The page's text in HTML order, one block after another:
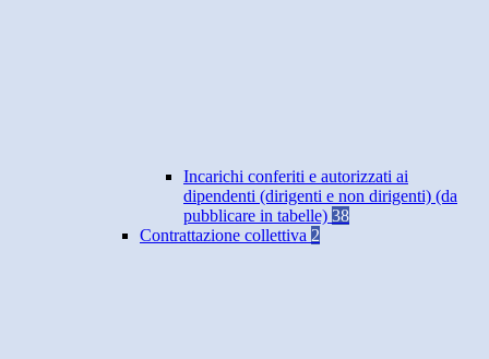
Incarichi conferiti e autorizzati ai
dipendenti (dirigenti e non dirigenti) (da
pubblicare in tabelle) 38
Contrattazione collettiva 2